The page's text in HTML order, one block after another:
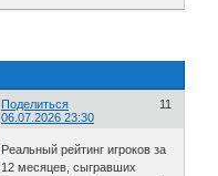
Поделиться
11
06.07.2026 23:30
Реальный рейтинг игроков за
12 месяцев, сыгравших